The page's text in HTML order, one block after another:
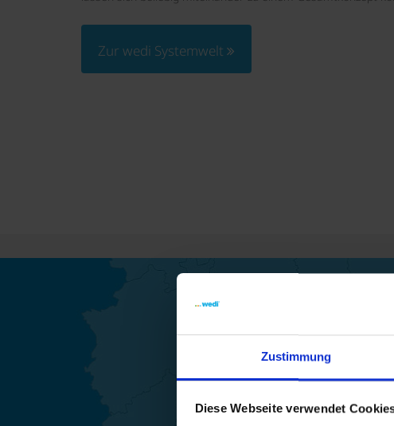
Zustimmung
Diese Webseite verwendet
Zur wedi Systemwelt
Finden